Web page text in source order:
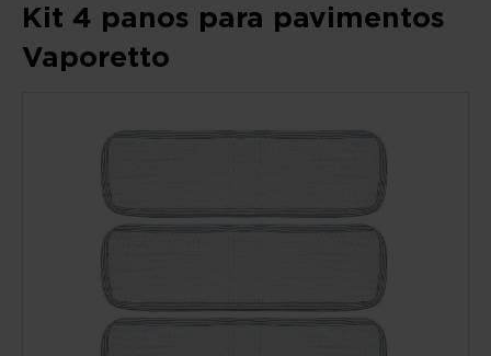
Kit 4 panos para pavimentos
Vaporetto
IMAGENS